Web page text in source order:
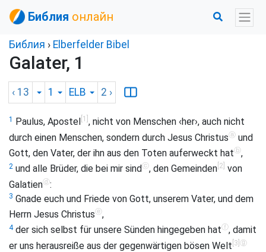
Библия онлайн
Библия › Elberfelder Bibel
Galater, 1
‹ 13 1 ELB 2 ›
1 Paulus, Apostel [1] , nicht von Menschen ‹her›, auch nicht
durch einen Menschen, sondern durch Jesus Christusⓐ und
Gott, den Vater, der ihn aus den Toten auferweckt hatⓑ,
2 und alle Brüder, die bei mir sindⓒ, den Gemeinden [2] von
Galatienⓓ:
3 Gnade euch und Friede von Gott, unserem Vater, und dem
Herrn Jesus Christusⓔ,
4der sich selbst für unsere Sünden hingegeben hatⓕ, damit
er uns herausreiße aus der gegenwärtigen bösen Welt [3] ⓖ